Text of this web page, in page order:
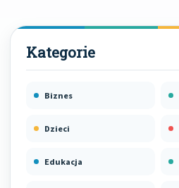
Biznes
Dzieci
Edukacja